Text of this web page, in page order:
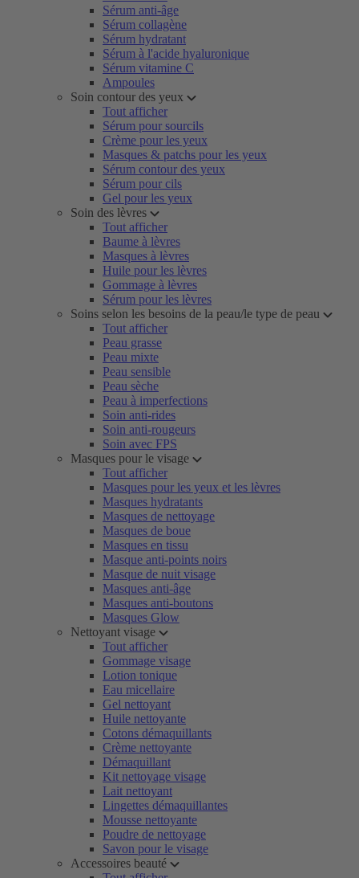
Sérum anti-âge
Sérum collagène
Sérum hydratant
Sérum à l'acide hyaluronique
Sérum vitamine C
Ampoules
Soin contour des yeux
Tout afficher
Sérum pour sourcils
Crème pour les yeux
Masques & patchs pour les yeux
Sérum contour des yeux
Sérum pour cils
Gel pour les yeux
Soin des lèvres
Tout afficher
Baume à lèvres
Masques à lèvres
Huile pour les lèvres
Gommage à lèvres
Sérum pour les lèvres
Soins selon les besoins de la peau/le type de peau
Tout afficher
Peau grasse
Peau mixte
Peau sensible
Peau sèche
Peau à imperfections
Soin anti-rides
Soin anti-rougeurs
Soin avec FPS
Masques pour le visage
Tout afficher
Masques pour les yeux et les lèvres
Masques hydratants
Masques de nettoyage
Masques de boue
Masques en tissu
Masque anti-points noirs
Masque de nuit visage
Masques anti-âge
Masques anti-boutons
Masques Glow
Nettoyant visage
Tout afficher
Gommage visage
Lotion tonique
Eau micellaire
Gel nettoyant
Huile nettoyante
Cotons démaquillants
Crème nettoyante
Démaquillant
Kit nettoyage visage
Lait nettoyant
Lingettes démaquillantes
Mousse nettoyante
Poudre de nettoyage
Savon pour le visage
Accessoires beauté